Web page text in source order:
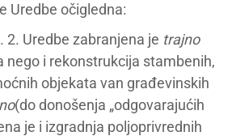
Uredbe očigledna:
2. Uredbe zabranjena je trajno
nego i rekonstrukcija stambenih,
objekata van građevinskih
(do donošenja „odgovarajućih
je i izgradnja poljoprivrednih